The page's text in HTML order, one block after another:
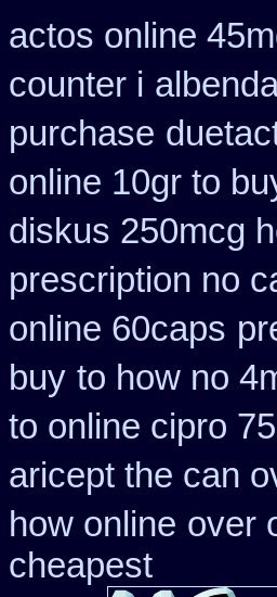
actos online
counter i
purchase
online 10gr to
diskus 250mcg
prescription no
online 60caps
buy to how no
to online cipro
aricept the can
how online over
cheapest